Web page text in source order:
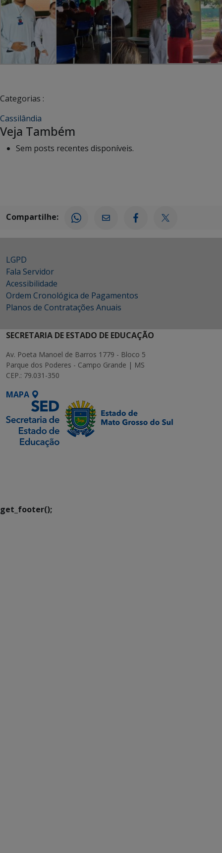
Categorias :
Cassilândia
Veja Também
Sem posts recentes disponíveis.
Compartilhe:
LGPD
Fala Servidor
Acessibilidade
Ordem Cronológica de Pagamentos
Planos de Contratações Anuais
SECRETARIA DE ESTADO DE EDUCAÇÃO
Av. Poeta Manoel de Barros 1779 - Bloco 5
Parque dos Poderes - Campo Grande | MS
CEP.: 79.031-350
MAPA
get_footer();